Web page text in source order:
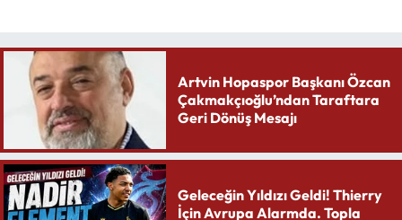
Artvin Hopaspor Başkanı Özcan
Çakmakçıoğlu’ndan Taraftara
Geri Dönüş Mesajı
Geleceğin Yıldızı Geldi! Thierry
İçin Avrupa Alarmda. Topla